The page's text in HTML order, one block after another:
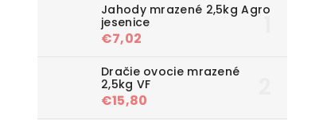
Jahody mrazené 2,5kg Agro
jesenice
€7,02
Dračie ovocie mrazené
2,5kg VF
€15,80